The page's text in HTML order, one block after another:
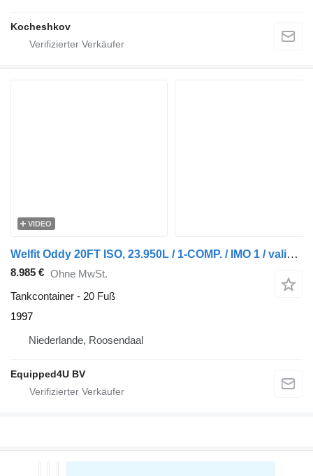
Kocheshkov
VIDEO
Welfit Oddy 20FT ISO, 23.950L / 1-COMP. / IMO 1 / valid 2.5Y/CSC-inspection
8.985 € Ohne MwSt.
Tankcontainer - 20 Fuß
1997
Niederlande, Roosendaal
Equipped4U BV